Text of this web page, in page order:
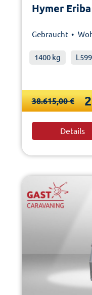
Hymer
Gebraucht •
1400 kg
38.615,00 €
Details